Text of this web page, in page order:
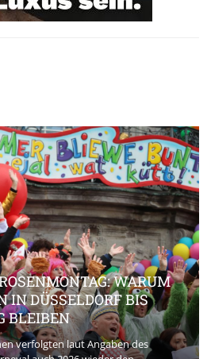
WARUM
IN DÜSSELDORF BIS
BLEIBEN
verfolgten laut Angaben des